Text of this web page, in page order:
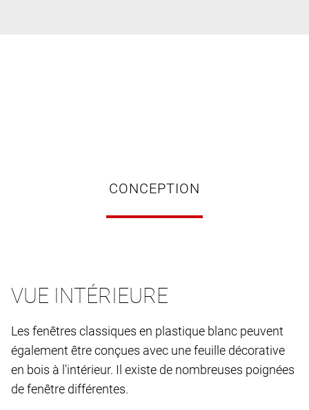
CONCEPTION
VUE INTÉRIEURE
Les fenêtres classiques en plastique blanc peuvent
également être conçues avec une feuille décorative
en bois à l'intérieur. Il existe de nombreuses poignées
de fenêtre différentes.